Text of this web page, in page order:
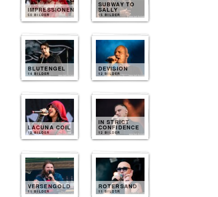
IMPRESSIONEN
50 BILDER
SUBWAY TO
SALLY
15 BILDER
BLUTENGEL
14 BILDER
DEVISION
12 BILDER
LACUNA COIL
12 BILDER
IN STRICT
CONFIDENCE
12 BILDER
VERSENGOLD
11 BILDER
ROTERSAND
11 BILDER